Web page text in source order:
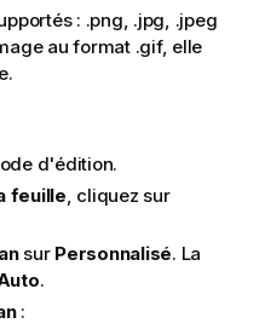
: .png, .jpg, .jpeg
au format .gif, elle
d'édition.
feuille, cliquez sur
sur Personnalisé. La
.
: